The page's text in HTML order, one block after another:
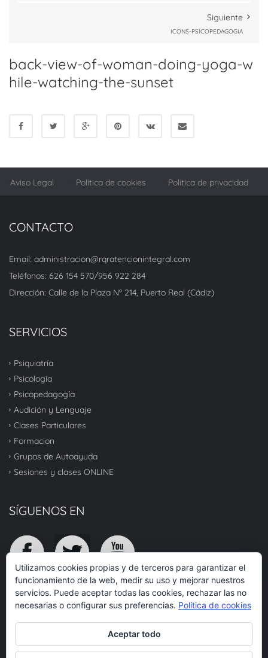
Siguiente
ICONS-PSICOPEDAGOGIA
back-view-of-woman-doing-yoga-w
hile-watching-the-sunset
Aviso Legal Política de cookies Política de privacidad
CONTACTO
Email: administracion@rqratencionintegral.com
Teléfonos: 626 154 570/956 922 284
Dirección: Calle de la Plaza Nº 214, Puerto Real (Cádiz)
SERVICIOS
Psiquiatría
Psicología
Psicopedagogía
Audición y Lenguaje
Clases Particulares
Formacion
Grupos de Autoayuda
Sesiones y clases ONLINE
SÍGUENOS EN
TOP
© 2020 RQR Atención Integral - Todos los derechos reservados.
Utilizamos cookies propias y de terceros para garantizar el
funcionamiento de la web, medir su uso y mejorar nuestros
servicios. Puede aceptar todas las cookies, rechazar las no
necesarias o configurar sus preferencias. Política de cookies
Aceptar todo